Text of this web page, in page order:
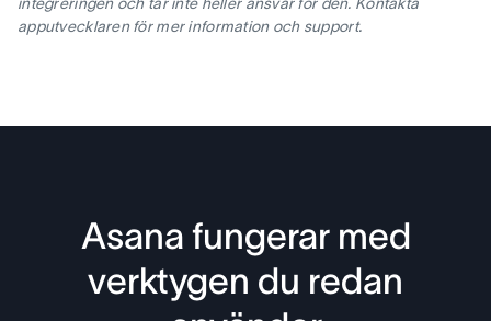
apputvecklaren för mer information och support.
Asana fungerar med
verktygen du redan